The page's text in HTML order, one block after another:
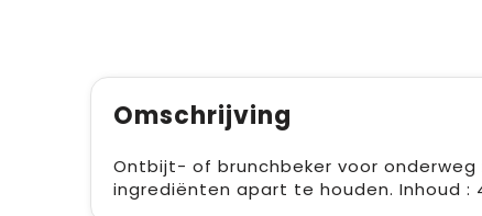
Omschrijving
Ontbijt- of brunchbeker voor onderweg
ingrediënten apart te houden. Inhoud :